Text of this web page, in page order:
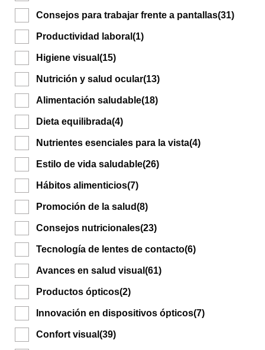
Consejos para trabajar frente a pantallas(31)
Productividad laboral (1)
Higiene visual (15)
Nutrición y salud ocular(13)
Alimentación saludable(18)
Dieta equilibrada(4)
Nutrientes esenciales para la vista(4)
Estilo de vida saludable(26)
Hábitos alimenticios(7)
Promoción de la salud(8)
Consejos nutricionales(23)
Tecnología de lentes de contacto(6)
Avances en salud visual (61)
Productos ópticos(2)
Innovación en dispositivos ópticos(7)
Confort visual (39)